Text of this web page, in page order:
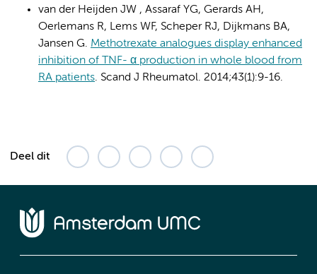
van der Heijden JW , Assaraf YG, Gerards AH,
Oerlemans R, Lems WF, Scheper RJ, Dijkmans BA,
Jansen G. Methotrexate analogues display enhanced
inhibition of TNF- α production in whole blood from
RA patients. Scand J Rheumatol. 2014;43(1):9-16.
Deel dit